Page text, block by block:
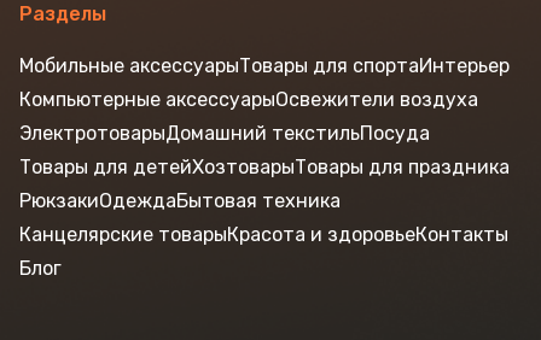
Разделы
Мобильные аксессуарыТовары для спортаИнтерьер
Компьютерные аксессуарыОсвежители воздуха
ЭлектротоварыДомашний текстильПосуда
Товары для детейХозтоварыТовары для праздника
РюкзакиОдеждаБытовая техника
Канцелярские товарыКрасота и здоровьеКонтакты
Блог